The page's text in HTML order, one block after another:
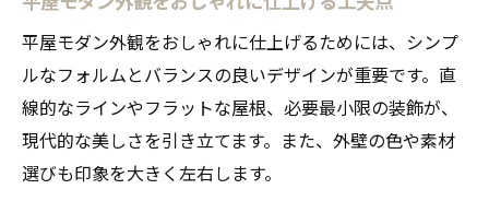
平屋モダン外観をおしゃれに仕上げるためには、シンプ
ルなフォルムとバランスの良いデザインが重要です。直
線的なラインやフラットな屋根、必要最小限の装飾が、
現代的な美しさを引き立てます。また、外壁の色や素材
選びも印象を大きく左右します。